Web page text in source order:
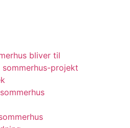
bliver til
projekt